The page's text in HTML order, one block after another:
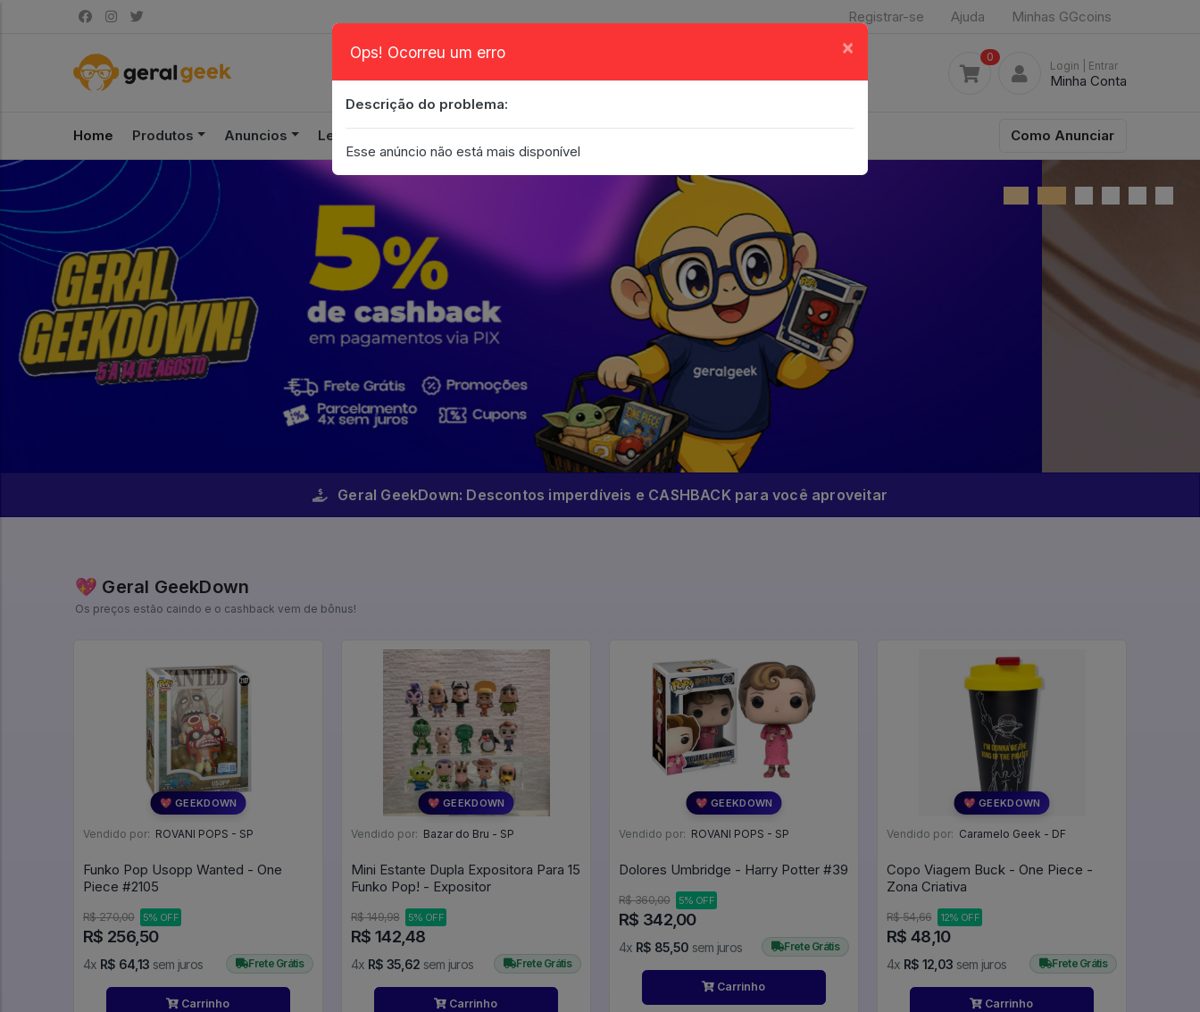
Registrar-se Ajuda Minhas GGcoins
0
Login | Entrar
Minha Conta
Home Produtos Anuncios Leilão Como Anunciar
Geral GeekDown: Descontos imperdíveis e CASHBACK para você aproveitar
💖 Geral GeekDown
Os preços estão caindo e o cashback vem de bônus!
💖 GEEKDOWN
Vendido por: ROVANI POPS - SP
Funko Pop Usopp Wanted - One
Piece #2105
R$ 270,00 5% OFF
R$ 256,50
4x R$ 64,13 sem juros Frete Grátis
Carrinho
💖 GEEKDOWN
Vendido por: Bazar do Bru - SP
Mini Estante Dupla Expositora Para 15
Funko Pop! - Expositor
R$ 149,98 5% OFF
R$ 142,48
4x R$ 35,62 sem juros Frete Grátis
Carrinho
💖 GEEKDOWN
Vendido por: ROVANI POPS - SP
Dolores Umbridge - Harry Potter #39
R$ 360,00 5% OFF
R$ 342,00
4x R$ 85,50 sem juros Frete Grátis
Carrinho
💖 GEEKDOWN
Vendido por: Caramelo Geek - DF
Copo Viagem Buck - One Piece -
Zona Criativa
R$ 54,66 12% OFF
R$ 48,10
4x R$ 12,03 sem juros Frete Grátis
Carrinho
Ops! Ocorreu um erro ×
Descrição do problema:
Esse anúncio não está mais disponível